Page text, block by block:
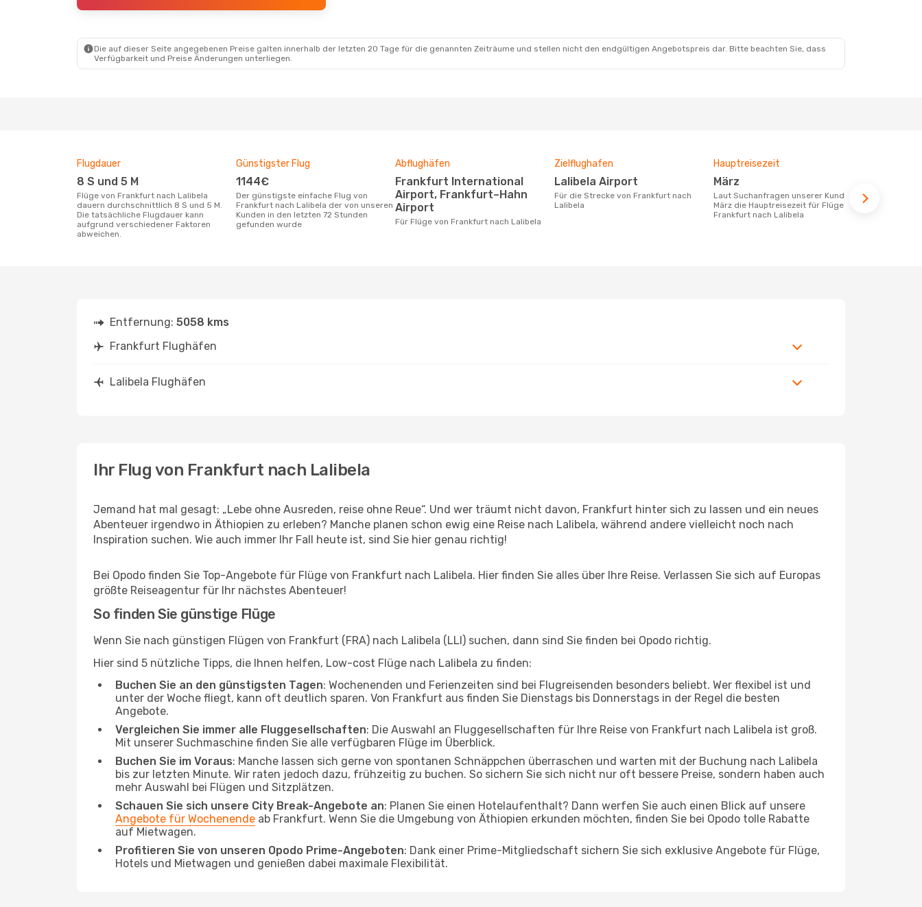
Die auf dieser Seite angegebenen Preise galten innerhalb der letzten 20 Tage für die genannten Zeiträume und stellen nicht den endgültigen Angebotspreis dar. Bitte beachten Sie, dass
Verfügbarkeit und Preise Änderungen unterliegen.
Flugdauer
8 S und 5 M
Flüge von Frankfurt nach Lalibela
dauern durchschnittlich 8 S und 5 M.
Die tatsächliche Flugdauer kann
aufgrund verschiedener Faktoren
abweichen.
Günstigster Flug
1144€
Der günstigste einfache Flug von
Frankfurt nach Lalibela der von unseren
Kunden in den letzten 72 Stunden
gefunden wurde
Abflughäfen
Frankfurt International
Airport, Frankfurt–Hahn
Airport
Für Flüge von Frankfurt nach Lalibela
Zielflughafen
Lalibela Airport
Für die Strecke von Frankfurt nach
Lalibela
Hauptreisezeit
März
Laut Suchanfragen unserer Kunden ist
März die Hauptreisezeit für Flüge von
Frankfurt nach Lalibela
Entfernung: 5058 kms
Frankfurt Flughäfen
Lalibela Flughäfen
Ihr Flug von Frankfurt nach Lalibela
Jemand hat mal gesagt: „Lebe ohne Ausreden, reise ohne Reue“. Und wer träumt nicht davon, Frankfurt hinter sich zu lassen und ein neues
Abenteuer irgendwo in Äthiopien zu erleben? Manche planen schon ewig eine Reise nach Lalibela, während andere vielleicht noch nach
Inspiration suchen. Wie auch immer Ihr Fall heute ist, sind Sie hier genau richtig!
Bei Opodo finden Sie Top-Angebote für Flüge von Frankfurt nach Lalibela. Hier finden Sie alles über Ihre Reise. Verlassen Sie sich auf Europas
größte Reiseagentur für Ihr nächstes Abenteuer!
So finden Sie günstige Flüge
Wenn Sie nach günstigen Flügen von Frankfurt (FRA) nach Lalibela (LLI) suchen, dann sind Sie finden bei Opodo richtig.
Hier sind 5 nützliche Tipps, die Ihnen helfen, Low-cost Flüge nach Lalibela zu finden:
Buchen Sie an den günstigsten Tagen: Wochenenden und Ferienzeiten sind bei Flugreisenden besonders beliebt. Wer flexibel ist und
unter der Woche fliegt, kann oft deutlich sparen. Von Frankfurt aus finden Sie Dienstags bis Donnerstags in der Regel die besten
Angebote.
Vergleichen Sie immer alle Fluggesellschaften: Die Auswahl an Fluggesellschaften für Ihre Reise von Frankfurt nach Lalibela ist groß.
Mit unserer Suchmaschine finden Sie alle verfügbaren Flüge im Überblick.
Buchen Sie im Voraus: Manche lassen sich gerne von spontanen Schnäppchen überraschen und warten mit der Buchung nach Lalibela
bis zur letzten Minute. Wir raten jedoch dazu, frühzeitig zu buchen. So sichern Sie sich nicht nur oft bessere Preise, sondern haben auch
mehr Auswahl bei Flügen und Sitzplätzen.
Schauen Sie sich unsere City Break-Angebote an: Planen Sie einen Hotelaufenthalt? Dann werfen Sie auch einen Blick auf unsere
Angebote für Wochenende ab Frankfurt. Wenn Sie die Umgebung von Äthiopien erkunden möchten, finden Sie bei Opodo tolle Rabatte
auf Mietwagen.
Profitieren Sie von unseren Opodo Prime-Angeboten: Dank einer Prime-Mitgliedschaft sichern Sie sich exklusive Angebote für Flüge,
Hotels und Mietwagen und genießen dabei maximale Flexibilität.